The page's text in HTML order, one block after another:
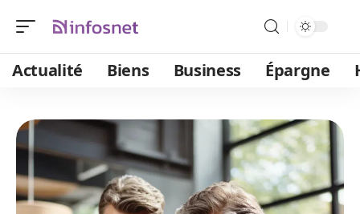
Actualité Biens Business Épargne